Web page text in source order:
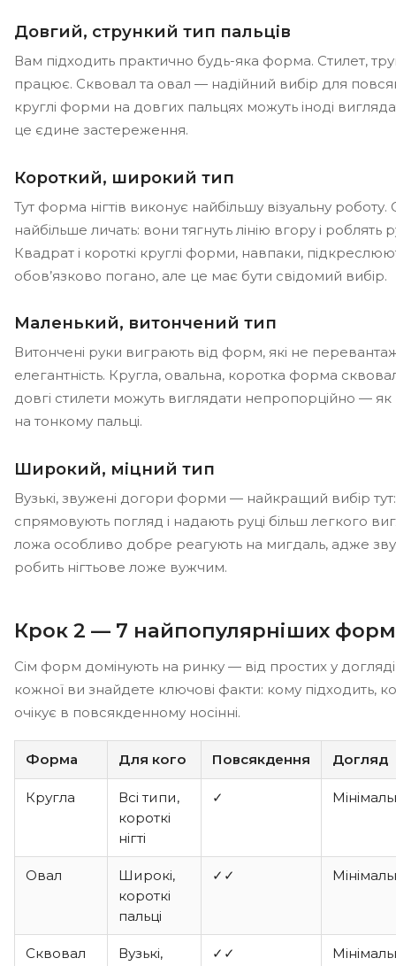
Довгий, стрункий тип пальців
Вам підходить практично будь-яка форма. Стилет,
працює. Сквовал та овал — надійний вибір для
круглі форми на довгих пальцях можуть іноді
це єдине застереження.
Короткий, широкий тип
Тут форма нігтів виконує найбільшу візуальну
найбільше личать: вони тягнуть лінію вгору і роблять
Квадрат і короткі круглі форми, навпаки,
обов’язково погано, але це має бути свідомий вибір.
Маленький, витончений тип
Витончені руки виграють від форм, які не
елегантність. Кругла, овальна, коротка форма
довгі стилети можуть виглядати непропорційно —
на тонкому пальці.
Широкий, міцний тип
Вузькі, звужені догори форми — найкращий вибір
спрямовують погляд і надають руці більш легкого
ложа особливо добре реагують на мигдаль, адже
робить нігтьове ложе вужчим.
Крок 2 — 7 найпопулярніших форм
Сім форм домінують на ринку — від простих у
кожної ви знайдете ключові факти: кому підходить,
очікує в повсякденному носінні.
Форма Для кого Повсякдення Догляд
Кругла
Всі типи,
короткі
нігті
✓
Овал
Широкі,
короткі
пальці
✓✓
Сквовал
Вузькі,
✓✓